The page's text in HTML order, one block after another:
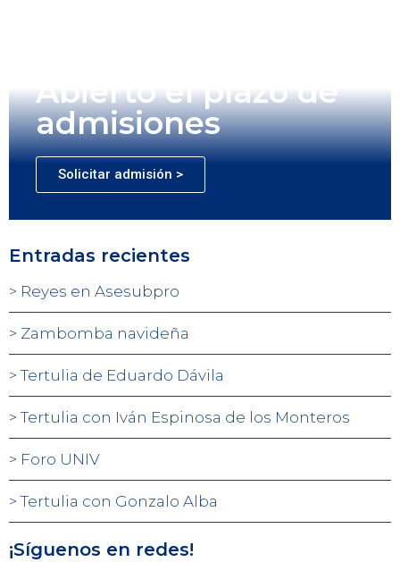
Abierto el plazo de
admisiones
Solicitar admisión >
Entradas recientes
Reyes en Asesubpro
Zambomba navideña
Tertulia de Eduardo Dávila
Tertulia con Iván Espinosa de los Monteros
Foro UNIV
Tertulia con Gonzalo Alba
¡Síguenos en redes!